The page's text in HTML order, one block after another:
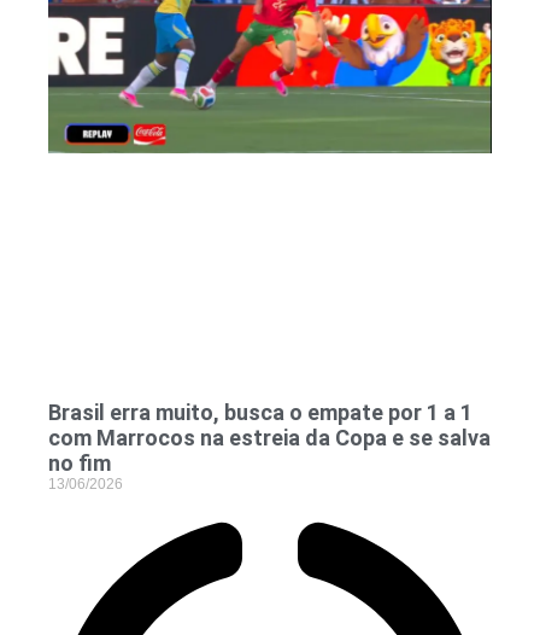
Brasil erra muito, busca o empate por 1 a 1
com Marrocos na estreia da Copa e se salva
no fim
13/06/2026